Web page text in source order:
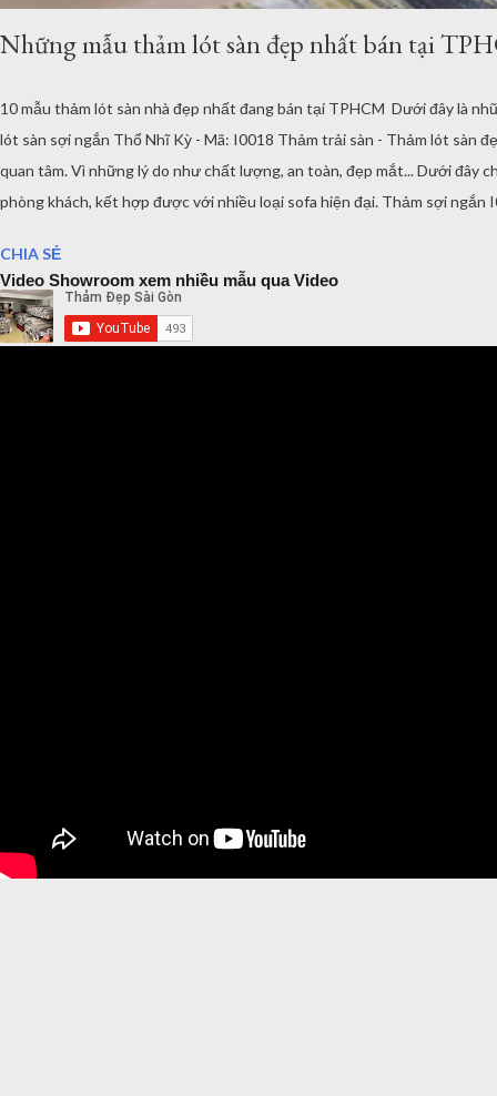
Những mẫu thảm lót sàn đẹp nhất bán tại
10 mẫu thảm lót sàn nhà đẹp nhất đang bán tại TPHCM Dưới đây là
lót sàn sợi ngắn Thổ Nhĩ Kỳ - Mã: I0018 Thảm trải sàn - Thảm lót sàn
quan tâm. Vì những lý do như chất lượng, an toàn, đẹp mắt... Dưới đây
phòng khách, kết hợp được với nhiều loại sofa hiện đại. Thảm sợi
CHIA SẺ
Video Showroom xem nhiều mẫu qua Video